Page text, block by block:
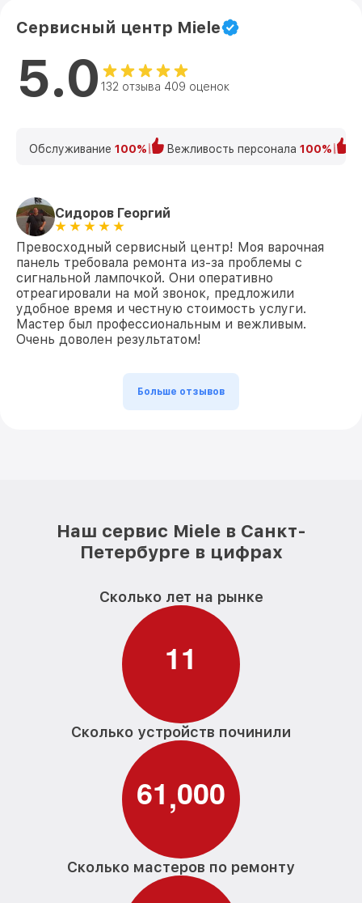
Сервисный центр Miele
5.0 132 отзыва 409 оценок
Обслуживание 100% Вежливость персонала 100%
Сидоров Георгий
Превосходный сервисный центр! Моя варочная
панель требовала ремонта из-за проблемы с
сигнальной лампочкой. Они оперативно
отреагировали на мой звонок, предложили
удобное время и честную стоимость услуги.
Мастер был профессиональным и вежливым.
Очень доволен результатом!
Больше отзывов
Наш сервис Miele в Санкт-
Петербурге в цифрах
Сколько лет на рынке
11
Сколько устройств починили
61,000
Сколько мастеров по ремонту